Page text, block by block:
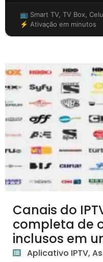
📺 Smart TV, TV Box,
⚡ Ativação em minutos
Canais do
completa de
inclusos em
Aplicativo IPTV,